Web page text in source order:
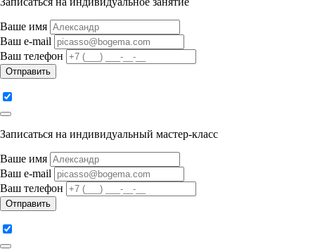
Ваше имя
Ваш e-mail
Ваш телефон
Отправить
Записаться на индивидуальный мастер-класс
Ваше имя
Ваш e-mail
Ваш телефон
Отправить